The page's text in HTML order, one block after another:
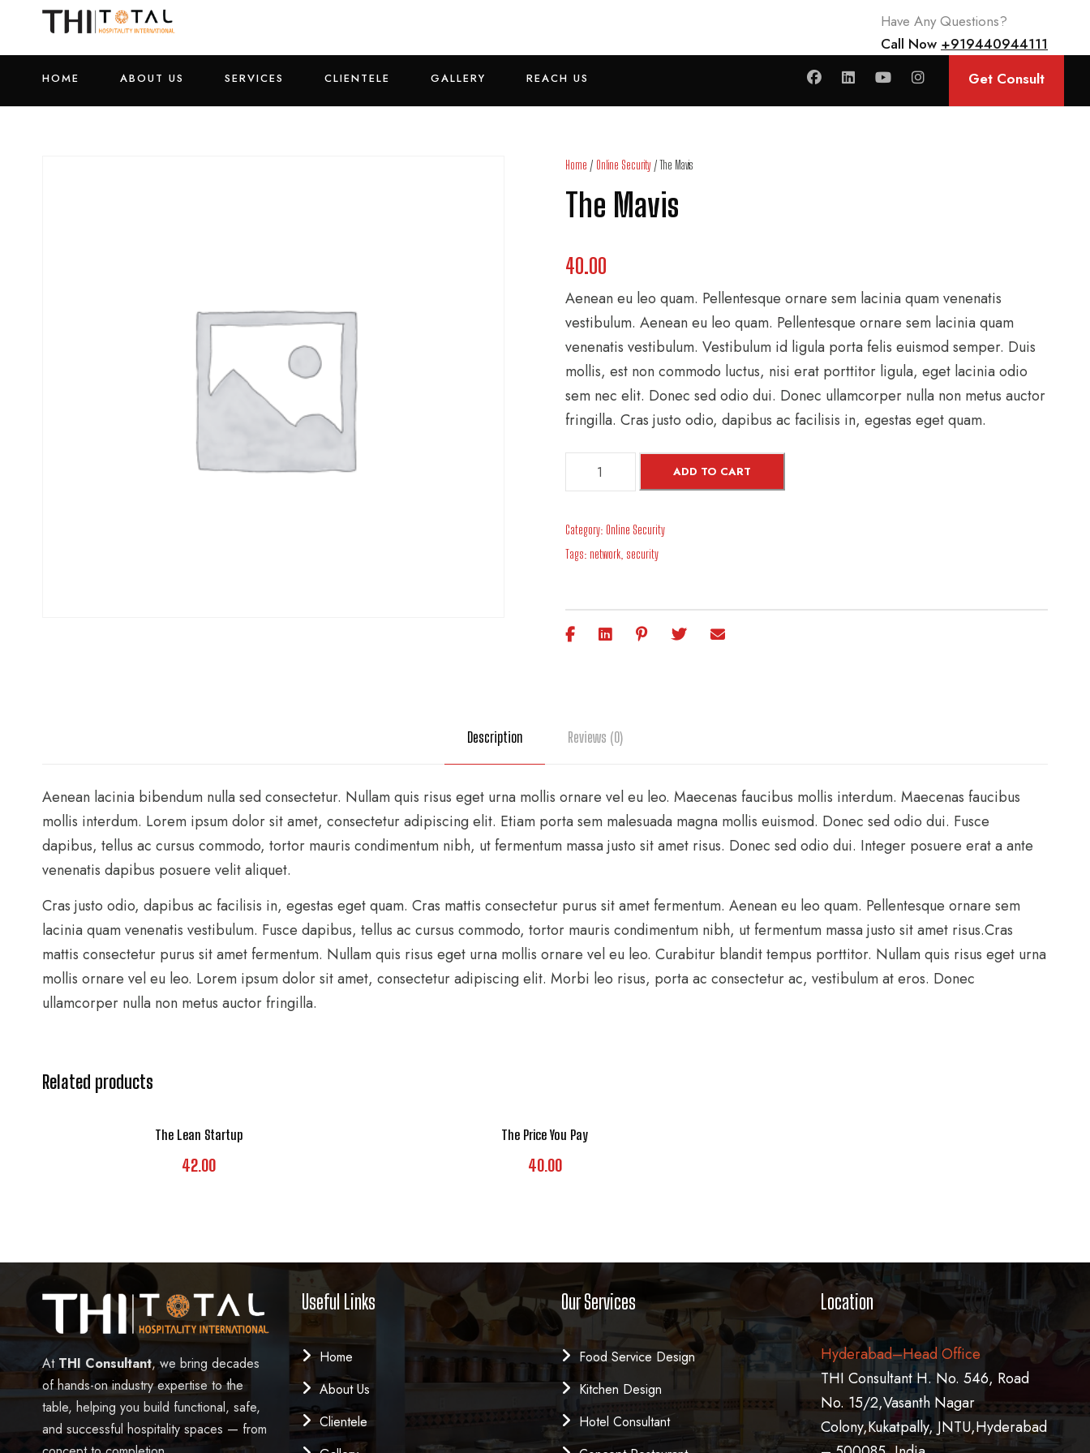
Have Any Questions?
Call Now +919440944111
HOME ABOUT US SERVICES CLIENTELE GALLERY REACH US Get Consult
Home / Online Security/ The Mavis
The Mavis
40.00
Aenean eu leo quam. Pellentesque ornare sem lacinia quam venenatis
vestibulum. Aenean eu leo quam. Pellentesque ornare sem lacinia quam
venenatis vestibulum. Vestibulum id ligula porta felis euismod semper. Duis
mollis, est non commodo luctus, nisi erat porttitor ligula, eget lacinia odio
sem nec elit. Donec sed odio dui. Donec ullamcorper nulla non metus auctor
fringilla. Cras justo odio, dapibus ac facilisis in, egestas eget quam.
h
M
a
i
s
n
t
y
ADD TO CART
Category: Online Security
Tags: network, security
Description Reviews (0)
Aenean lacinia bibendum nulla sed consectetur. Nullam quis risus eget urna mollis ornare vel eu leo. Maecenas faucibus mollis interdum. Maecenas faucibus
mollis interdum. Lorem ipsum dolor sit amet, consectetur adipiscing elit. Etiam porta sem malesuada magna mollis euismod. Donec sed odio dui. Fusce
dapibus, tellus ac cursus commodo, tortor mauris condimentum nibh, ut fermentum massa justo sit amet risus. Donec sed odio dui. Integer posuere erat a ante
venenatis dapibus posuere velit aliquet.
Cras justo odio, dapibus ac facilisis in, egestas eget quam. Cras mattis consectetur purus sit amet fermentum. Aenean eu leo quam. Pellentesque ornare sem
lacinia quam venenatis vestibulum. Fusce dapibus, tellus ac cursus commodo, tortor mauris condimentum nibh, ut fermentum massa justo sit amet risus.Cras
mattis consectetur purus sit amet fermentum. Nullam quis risus eget urna mollis ornare vel eu leo. Curabitur blandit tempus porttitor. Nullam quis risus eget urna
mollis ornare vel eu leo. Lorem ipsum dolor sit amet, consectetur adipiscing elit. Morbi leo risus, porta ac consectetur ac, vestibulum at eros. Donec
ullamcorper nulla non metus auctor fringilla.
Related products
The Lean Startup
42.00
The Price You Pay
40.00
At THI Consultant, we bring decades
of hands-on industry expertise to the
table, helping you build functional, safe,
and successful hospitality spaces — from
Useful Links
Home
About Us
Clientele
Our Services
Food Service Design
Kitchen Design
Hotel Consultant
Location
Hyderabad–Head Office
THI Consultant H. No. 546, Road
No. 15/2,Vasanth Nagar
Colony,Kukatpally, JNTU,Hyderabad